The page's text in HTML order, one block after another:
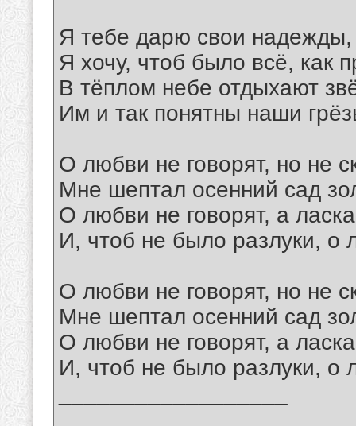
Я тебе дарю свои надежды,
Я хочу, чтоб было всё, как
В тёплом небе отдыхают
Им и так понятны наши
О любви не говорят, но не
Мне шептал осенний сад
О любви не говорят, а
И, чтоб не было разлуки, о
О любви не говорят, но не
Мне шептал осенний сад
О любви не говорят, а
И, чтоб не было разлуки, о